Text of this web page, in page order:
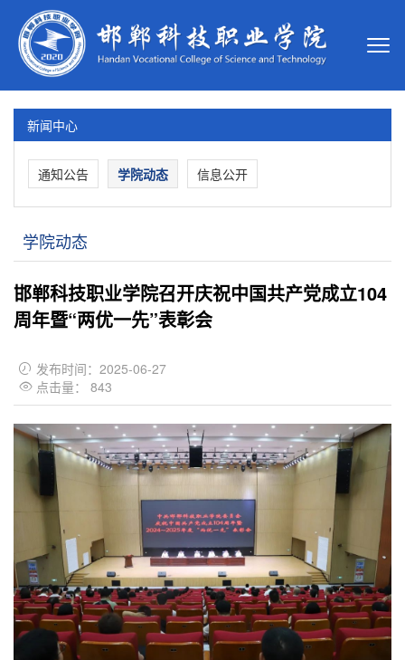
新闻中心
通知公告 学院动态 信息公开
学院动态
邯郸科技职业学院召开庆祝中国共产党成立104
周年暨“两优一先”表彰会
 发布时间：2025-06-27
 点击量： 843